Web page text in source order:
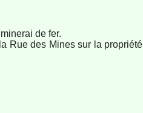
de fer.
Rue des Mines sur la propriété